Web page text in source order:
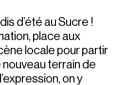
d’été au Sucre !
place aux
locale pour partir
nouveau terrain de
on y